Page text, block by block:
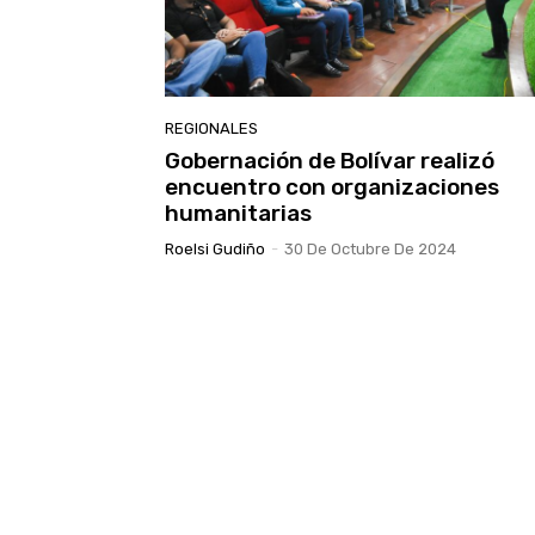
REGIONALES
Gobernación de Bolívar realizó
encuentro con organizaciones
humanitarias
Roelsi Gudiño - 30 De Octubre De 2024